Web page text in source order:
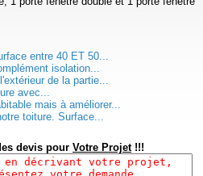
entre 40 ET 50...
isolation...
de la partie...
avec...
mais à améliorer...
toiture. Surface...
devis pour Votre Projet!!!